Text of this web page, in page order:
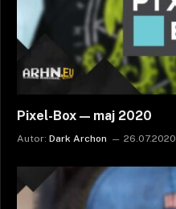
Pixel-Box — maj 2020
Autor: Dark Archon 26.07.2020